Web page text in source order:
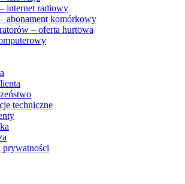
internet radiowy
abonament komórkowy
– oferta hurtowa
techniczne
prywatności